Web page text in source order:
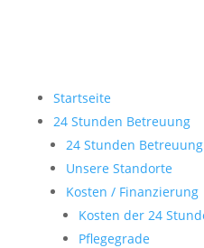
Startseite
24 Stunden Betreuung
24 Stunden Betreuung
Unsere Standorte
Kosten / Finanzierung
Kosten der 24
Pflegegrade